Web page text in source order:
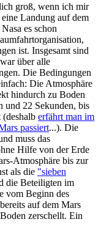
groß, wenn ich mir
Landung auf dem
es schon
ist. Insgesamt sind
über alle
Die Bedingungen
Die Atmosphäre
hindurch zu Boden
und 22 Sekunden, bis
erfährt man im
passiert...). Die
muss das
Hilfe von der Erde
Atmosphäre bis zur
als die "sieben
die Beteiligten im
vom Beginn des
auf dem Mars
zerschellt. Ein